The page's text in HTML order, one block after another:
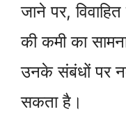
जाने पर,
की कमी का
उनके संबंधों पर
सकता है।